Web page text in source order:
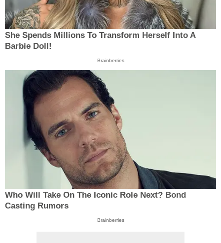
She Spends Millions To Transform Herself Into A
Barbie Doll!
Brainberries
Who Will Take On The Iconic Role Next? Bond
Casting Rumors
Brainberries